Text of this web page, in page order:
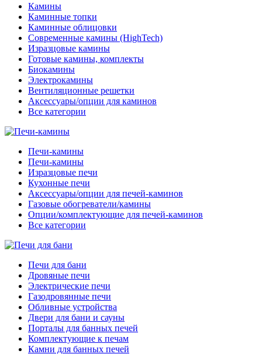
Камины
Каминные топки
Каминные облицовки
Современные камины (HighTech)
Изразцовые камины
Готовые камины, комплекты
Биокамины
Электрокамины
Вентиляционные решетки
Аксессуары/опции для каминов
Все категории
Печи-камины
Печи-камины
Изразцовые печи
Кухонные печи
Аксессуары/опции для печей-каминов
Газовые обогреватели/камины
Опции/комплектующие для печей-каминов
Все категории
Печи для бани
Дровяные печи
Электрические печи
Газодровянные печи
Обливные устройства
Двери для бани и сауны
Порталы для банных печей
Комплектующие к печам
Камни для банных печей